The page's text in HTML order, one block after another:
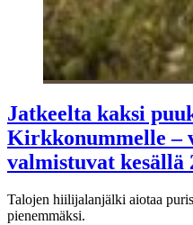
Jatkeelta kaksi
Kirkkonummelle –
valmistuvat kesällä
Talojen hiilijalanjälki aiotaa
pienemmäksi.